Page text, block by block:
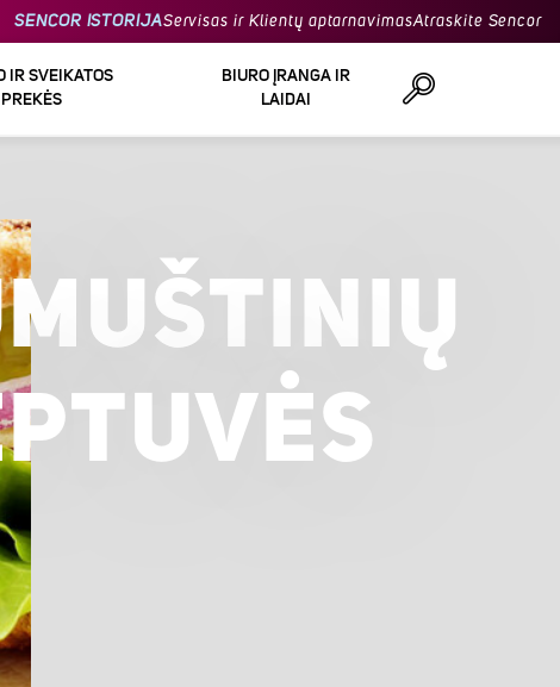
SENCOR ISTORIJAServisas ir Klientų aptarnavimasAtraskite Sencor
IR SVEIKATOS
PREKĖS
BIURO ĮRANGA IR
LAIDAI